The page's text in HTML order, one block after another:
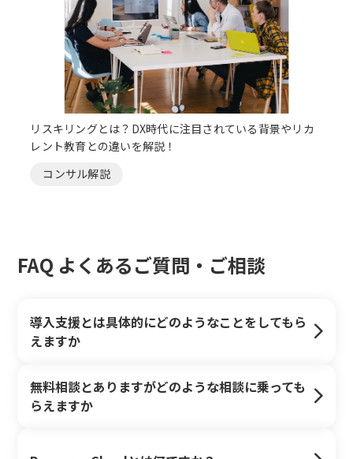
リスキリングとは？DX時代に注目されている背景やリカ
レント教育との違いを解説！
コンサル解説
FAQ よくあるご質問・ご相談
導入支援とは具体的にどのようなことをしてもら
えますか
無料相談とありますがどのような相談に乗っても
らえますか